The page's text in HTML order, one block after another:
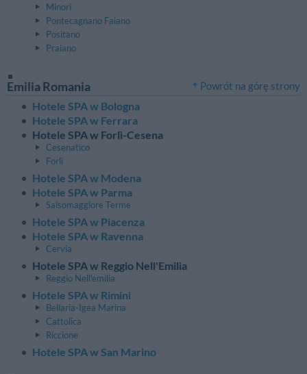
Minori
Pontecagnano Faiano
Positano
Praiano
Emilia Romania Powrót na górę strony
Hotele SPA w Bologna
Hotele SPA w Ferrara
Hotele SPA w Forlì-Cesena
Cesenatico
Forlì
Hotele SPA w Modena
Hotele SPA w Parma
Salsomaggiore Terme
Hotele SPA w Piacenza
Hotele SPA w Ravenna
Cervia
Hotele SPA w Reggio Nell'Emilia
Reggio Nell'emilia
Hotele SPA w Rimini
Bellaria-Igea Marina
Cattolica
Riccione
Hotele SPA w San Marino